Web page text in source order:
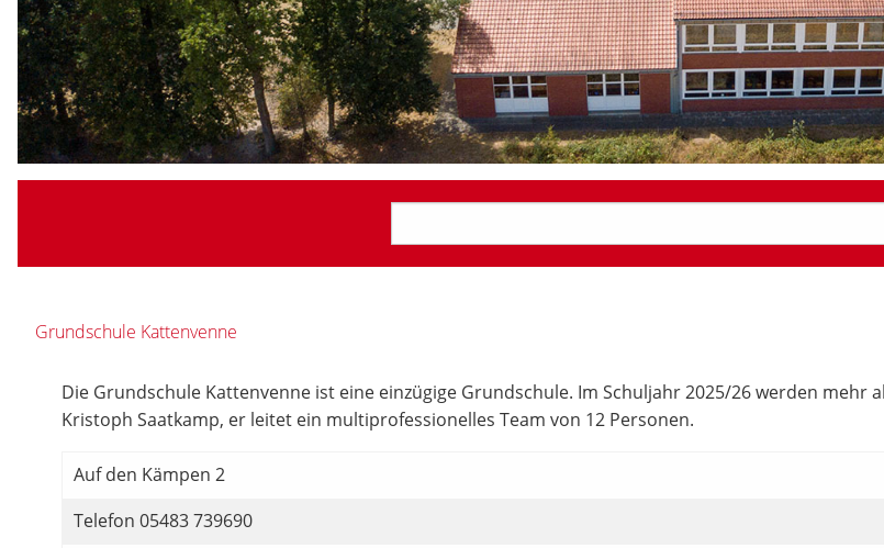
Grundschule Kattenvenne
Die Grundschule Kattenvenne ist eine einzügige Grundschule. Im Schuljahr 2025/26 werden
Kristoph Saatkamp, er leitet ein multiprofessionelles Team von 12 Personen.
Auf den Kämpen 2
Telefon 05483 739690